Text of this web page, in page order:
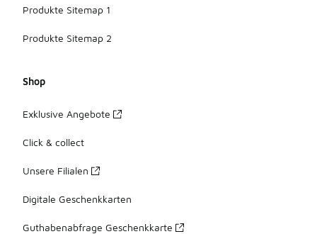
Produkte Sitemap 1
Produkte Sitemap 2
Shop
Exklusive Angebote
Click & collect
Unsere Filialen
Digitale Geschenkkarten
Guthabenabfrage Geschenkkarte